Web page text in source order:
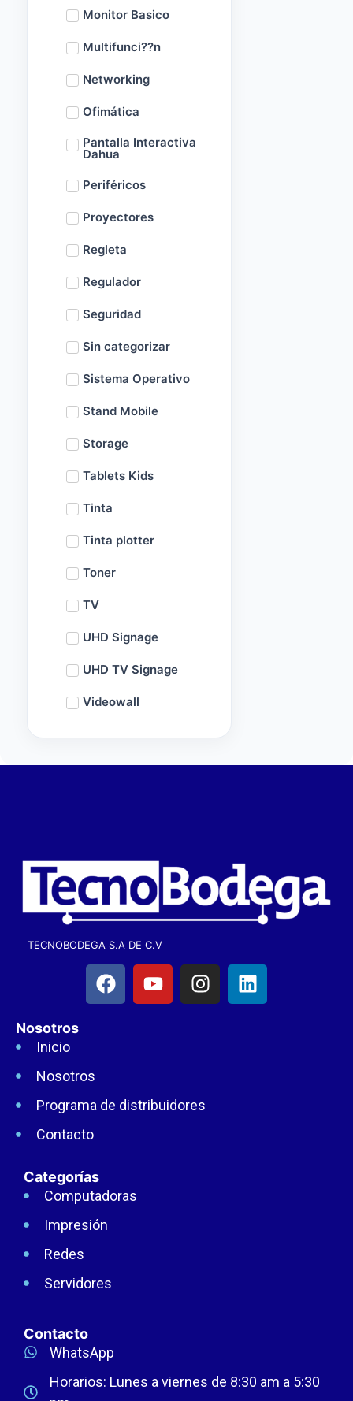
Monitor Basico
Multifunci??n
Networking
Ofimática
Pantalla Interactiva
Dahua
Periféricos
Proyectores
Regleta
Regulador
Seguridad
Sin categorizar
Sistema Operativo
Stand Mobile
Storage
Tablets Kids
Tinta
Tinta plotter
Toner
TV
UHD Signage
UHD TV Signage
Videowall
TECNOBODEGA S.A DE C.V
Nosotros
Inicio
Nosotros
Programa de distribuidores
Contacto
Categorías
Computadoras
Impresión
Redes
Servidores
Contacto
WhatsApp
Horarios: Lunes a viernes de 8:30 am a 5:30